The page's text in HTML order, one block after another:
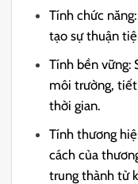
Tính chức
tạo sự thuận
Tính bền vững:
môi trường,
thời gian.
Tính thương
cách của
trung thành từ